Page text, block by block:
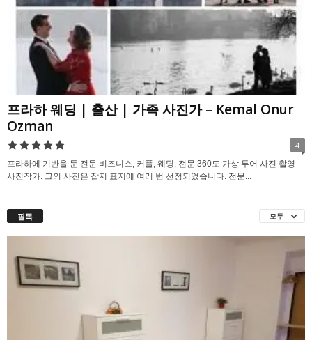
프라하 웨딩 | 출산 | 가족 사진가 – Kemal Onur
Ozman
4
프라하에 기반을 둔 전문 비즈니스, 커플, 웨딩, 전문 360도 가상 투어 사진 촬영
사진작가. 그의 사진은 잡지 표지에 여러 번 선정되었습니다. 전문...
필독 모두